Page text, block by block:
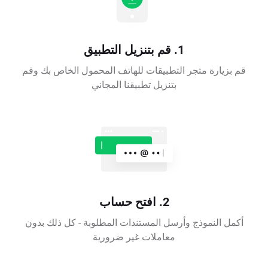
1. قم بتنزيل التطبيق
قم بزيارة متجر التطبيقات للهاتف المحمول الخاص بك وقم
بتنزيل تطبيقنا المجاني
2. افتح حساب
أكمل النموذج وأرسل المستندات المطلوبة - كل ذلك بدون
معاملات غير ضرورية